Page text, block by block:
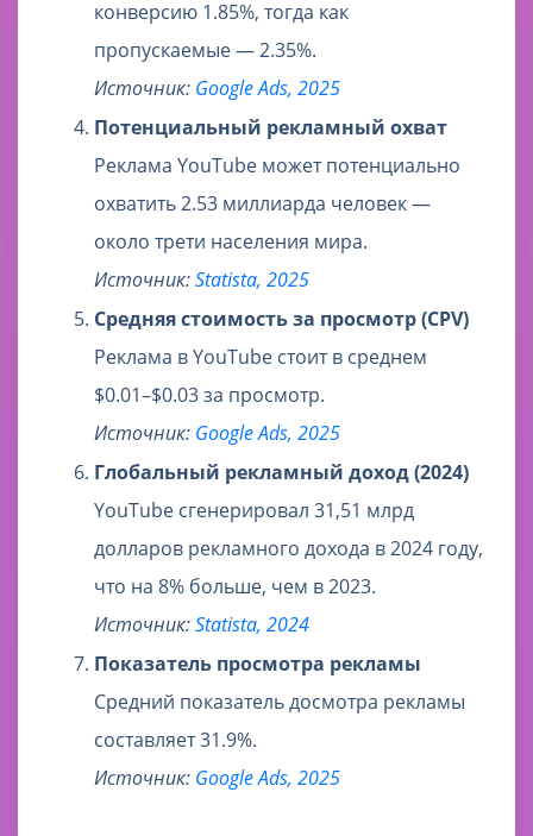
конверсию 1.85%, тогда как
пропускаемые — 2.35%.
Источник: Google Ads, 2025
Потенциальный рекламный охват
Реклама YouTube может потенциально
охватить 2.53 миллиарда человек —
около трети населения мира.
Источник:Statista, 2025
Средняя стоимость за просмотр (CPV)
Реклама в YouTube стоит в среднем
$0.01–$0.03 за просмотр.
Источник: Google Ads, 2025
Глобальный рекламный доход (2024)
YouTube сгенерировал 31,51 млрд
долларов рекламного дохода в 2024 году,
что на 8% больше, чем в 2023.
Источник:Statista, 2024
Показатель просмотра рекламы
Средний показатель досмотра рекламы
составляет 31.9%.
Источник: Google Ads, 2025